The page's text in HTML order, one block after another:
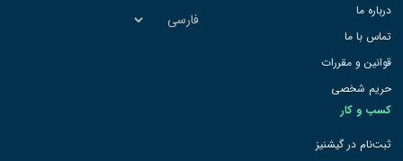
درباره ما
تماس با ما
قوانین و مقررات
حریم شخصی
کسب و کار
ثبت‌نام در گیشنیز
انتخاب
زبان